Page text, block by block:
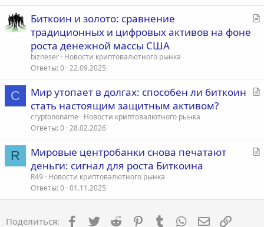
яС
Биткоин и золото: сравнение
традиционных и цифровых активов на фоне
роста денежной массы США
bizneser Новости криптовалютного рынка
Ответы 0 22.09.2025
C
С
я
Мир утопает в долгах: способен ли биткоин
стать настоящим защитным активом?
cryptononame
Новости криптовалютного рынка
Ответы 0 28.02.2026
R
С
ь
Мировые центробанки снова печатают
деньги: сигнал для роста Биткоина
R49
Новости криптовалютного рынка
Ответы 0 01.11.2025
Поделиться: Facebook
Twitter Reddit PinterestTumblr WhatsApp